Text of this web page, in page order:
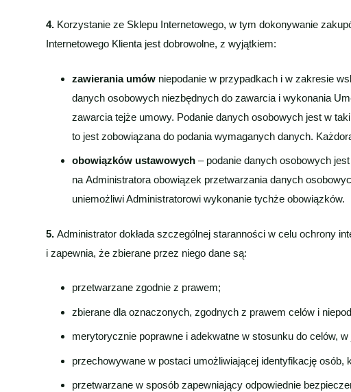
4. Korzystanie ze Sklepu Internetowego, w tym dokonywanie
Internetowego Klienta jest dobrowolne, z wyjątkiem:
zawierania umów niepodanie w przypadkach i w zakresie
danych osobowych niezbędnych do zawarcia i wykonania
zawarcia tejże umowy. Podanie danych osobowych jest w
to jest zobowiązana do podania wymaganych danych.
obowiązków ustawowych – podanie danych osobowych
na Administratora obowiązek przetwarzania danych
uniemożliwi Administratorowi wykonanie tychże obowiązków.
5.Administrator dokłada szczególnej staranności w celu ochrony
i zapewnia, że zbierane przez niego dane są:
przetwarzane zgodnie z prawem;
zbierane dla oznaczonych, zgodnych z prawem celów i
merytorycznie poprawne i adekwatne w stosunku do celów,
przechowywane w postaci umożliwiającej identyfikację osób,
przetwarzane w sposób zapewniający odpowiednie